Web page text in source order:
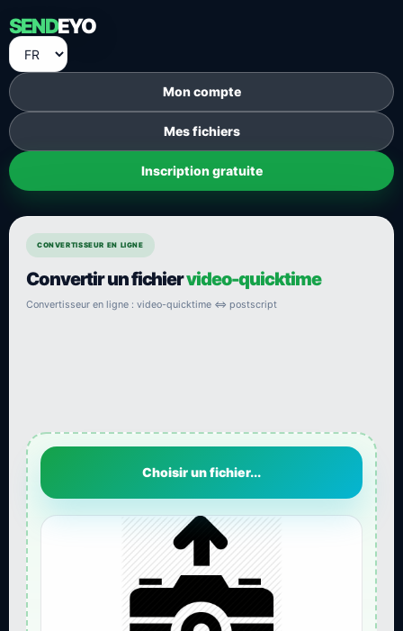
SENDEYO
Mon compte
Mes fichiers
Inscription gratuite
CONVERTISSEUR EN LIGNE
Convertir un fichiervideo-quicktime
Convertisseur en ligne : video-quicktime ⇔ postscript
Choisir un fichier...